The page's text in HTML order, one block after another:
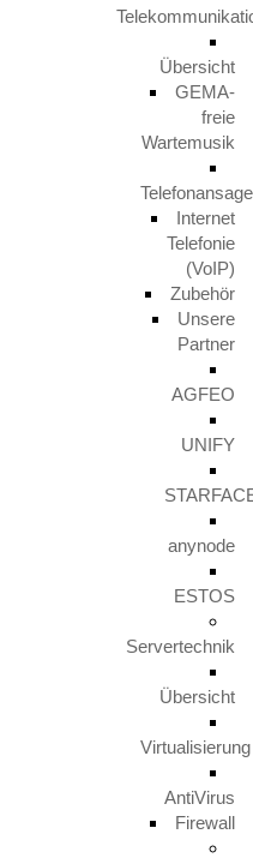
Übersicht
GEMA-
freie
Wartemusik
Internet
Telefonie
(VoIP)
Zubehör
Unsere
Partner
AGFEO
UNIFY
anynode
ESTOS
Servertechnik
Übersicht
Virtualisierung
AntiVirus
Firewall